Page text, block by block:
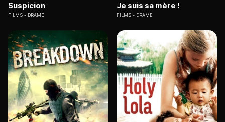
Suspicion
FILMS DRAME
Je suis sa mère !
FILMS DRAME